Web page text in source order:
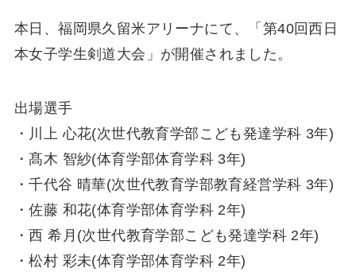
本日、福岡県久留米アリーナにて、「第40回西日
本女子学生剣道大会」が開催されました。
出場選手
・川上 心花(次世代教育学部こども発達学科 3年)
・髙木 智紗(体育学部体育学科 3年)
・千代谷 晴華(次世代教育学部教育経営学科 3年)
・佐藤 和花(体育学部体育学科 2年)
・西 希月(次世代教育学部こども発達学科 2年)
・松村 彩未(体育学部体育学科 2年)